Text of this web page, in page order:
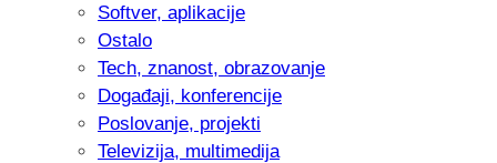
Softver, aplikacije
Ostalo
Tech, znanost, obrazovanje
Događaji, konferencije
Poslovanje, projekti
Televizija, multimedija